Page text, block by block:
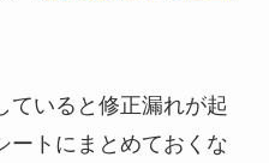
ていると修正漏れが起
ートにまとめておくな